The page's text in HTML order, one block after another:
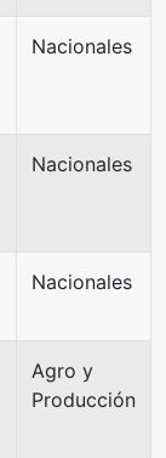
Nacionales
Nacionales
Nacionales
Agro y
Producción